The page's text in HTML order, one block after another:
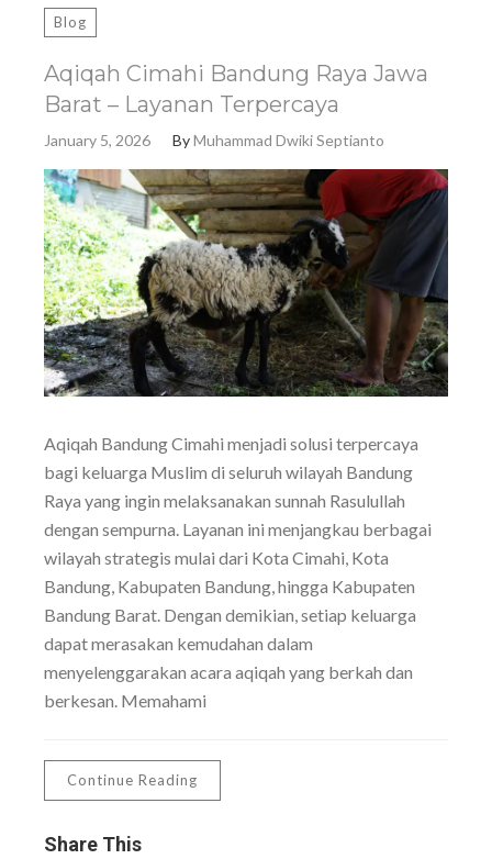
Blog
Aqiqah Cimahi Bandung Raya Jawa
Barat – Layanan Terpercaya
January 5, 2026 ByMuhammad Dwiki Septianto
Aqiqah Bandung Cimahi menjadi solusi terpercaya
bagi keluarga Muslim di seluruh wilayah Bandung
Raya yang ingin melaksanakan sunnah Rasulullah
dengan sempurna. Layanan ini menjangkau berbagai
wilayah strategis mulai dari Kota Cimahi, Kota
Bandung, Kabupaten Bandung, hingga Kabupaten
Bandung Barat. Dengan demikian, setiap keluarga
dapat merasakan kemudahan dalam
menyelenggarakan acara aqiqah yang berkah dan
berkesan. Memahami
Continue Reading
Share This